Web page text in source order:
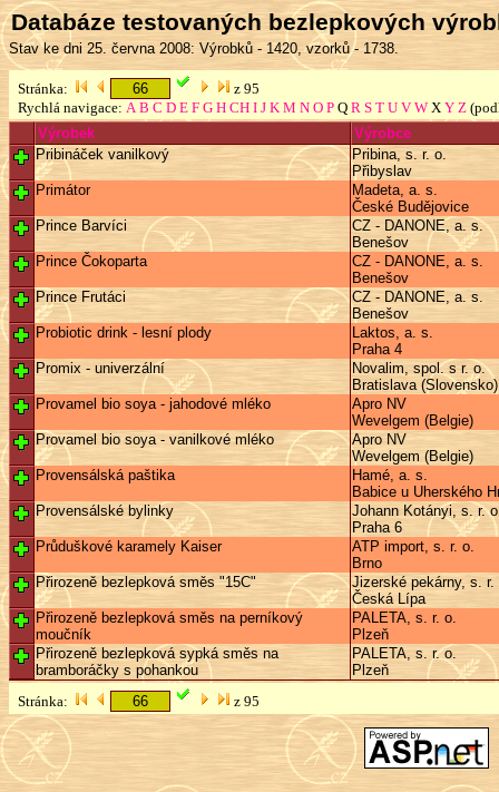
Databáze testovaných bezlepkových
Stav ke dni 25. června 2008: Výrobků - 1420, vzorků - 1738.
Stránka:
z 95
Rychlá navigace: A B C D E F G H CH I J K M N O P Q R S T U V W X Y Z
Výrobek
Výrobce
Pribináček vanilkový
Pribina, s. r. o.
Přibyslav
Primátor
Madeta, a. s.
České Budějovice
Prince Barvíci
CZ - DANONE, a. s.
Benešov
Prince Čokoparta
CZ - DANONE, a. s.
Benešov
Prince Frutáci
CZ - DANONE, a. s.
Benešov
Probiotic drink - lesní plody
Laktos, a. s.
Praha 4
Promix - univerzální
Novalim, spol. s r. o.
Bratislava (Slovensko)
Provamel bio soya - jahodové mléko
Apro NV
Wevelgem (Belgie)
Provamel bio soya - vanilkové mléko
Apro NV
Wevelgem (Belgie)
Provensálská paštika
Hamé, a. s.
Babice u Uherského
Provensálské bylinky
Johann Kotányi, s. r.
Praha 6
Průduškové karamely Kaiser
ATP import, s. r. o.
Brno
Přirozeně bezlepková směs "15C"
Jizerské pekárny, s.
Česká Lípa
Přirozeně bezlepková směs na perníkový
moučník
PALETA, s. r. o.
Plzeň
Přirozeně bezlepková sypká směs na
bramboráčky s pohankou
PALETA, s. r. o.
Plzeň
Stránka:
z 95